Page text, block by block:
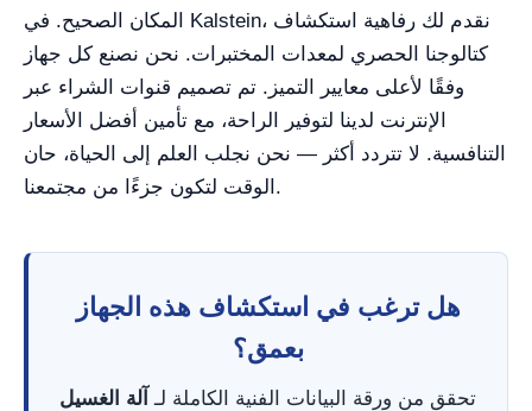
المكان الصحيح. في Kalstein، نقدم لك رفاهية استكشاف
كتالوجنا الحصري لمعدات المختبرات. نحن نصنع كل جهاز
وفقًا لأعلى معايير التميز. تم تصميم قنوات الشراء عبر
الإنترنت لدينا لتوفير الراحة، مع تأمين أفضل الأسعار
التنافسية. لا تتردد أكثر — نحن نجلب العلم إلى الحياة، حان
الوقت لتكون جزءًا من مجتمعنا.
هل ترغب في استكشاف هذه الجهاز
بعمق؟
تحقق من ورقة البيانات الفنية الكاملة لـ آلة الغسيل